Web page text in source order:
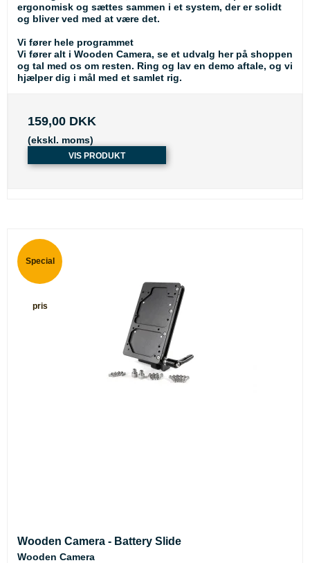
ergonomisk og sættes sammen i et system, der er solidt
og bliver ved med at være det.
Vi fører hele programmet
Vi fører alt i Wooden Camera, se et udvalg her på shoppen
og tal med os om resten. Ring og lav en demo aftale, og vi
hjælper dig i mål med et samlet rig.
159,00 DKK
(ekskl. moms)
VIS PRODUKT
Special
pris
Wooden Camera - Battery Slide
Wooden Camera